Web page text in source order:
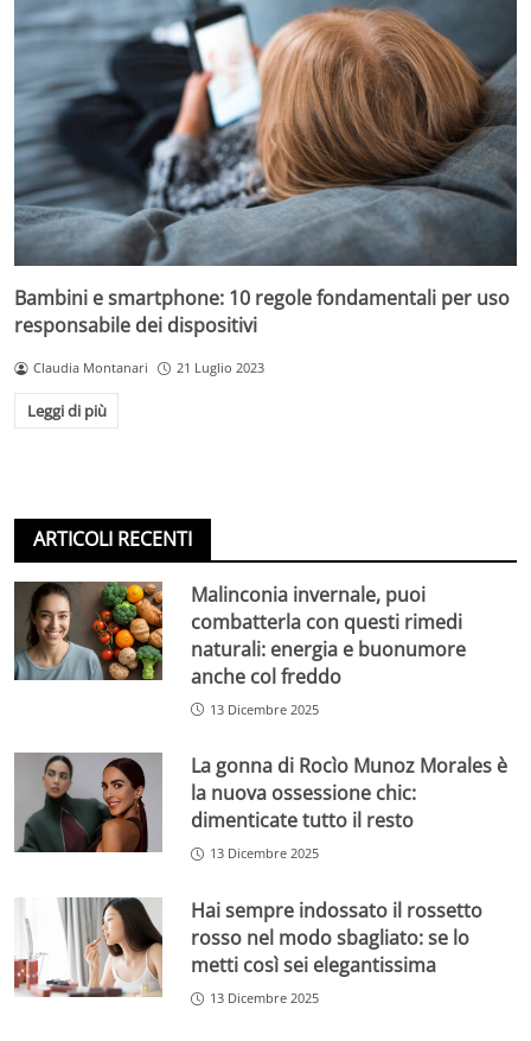
Bambini e smartphone: 10 regole fondamentali per uso
responsabile dei dispositivi
Claudia Montanari 21 Luglio 2023
Leggi di più
ARTICOLI RECENTI
Malinconia invernale, puoi
combatterla con questi rimedi
naturali: energia e buonumore
anche col freddo
13 Dicembre 2025
La gonna di Rocìo Munoz Morales è
la nuova ossessione chic:
dimenticate tutto il resto
13 Dicembre 2025
Hai sempre indossato il rossetto
rosso nel modo sbagliato: se lo
metti così sei elegantissima
13 Dicembre 2025